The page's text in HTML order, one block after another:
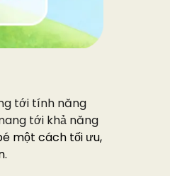
tới tính năng
tới khả năng
một cách tối ưu,